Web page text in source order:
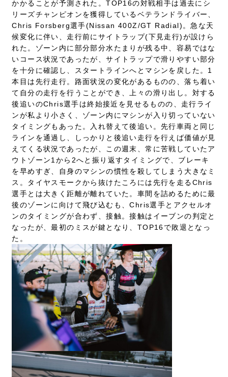
かかることが予測された。TOP16の対戦相手は過去にシ
リーズチャンピオンを獲得しているベテランドライバー、
Chris Forsberg選手(Nissan 400Z/GT Radial)。急な天
候変化に伴い、走行前にサイトラップ(下見走行)が設けら
れた。ゾーン内に部分部分水たまりが残る中、容易ではな
いコース状況であったが、サイトラップで滑りやすい部分
を十分に確認し、スタートラインへとマシンを戻した。1
本目は先行走行。路面状況の変化があるものの、落ち着い
て自分の走行を行うことができ、上々の滑り出し。対する
後追いのChris選手は終始接近を見せるものの、走行ライ
ンが私より小さく、ゾーン内にマシンが入り切っていない
タイミングもあった。入れ替えて後追い。先行車両と同じ
ラインを通過し、しっかりと後追い走行を行えば価値が見
えてくる状況であったが、この週末、常に苦戦していたア
ウトゾーン1から2へと振り返すタイミングで、ブレーキ
を早めすぎ、自身のマシンの慣性を殺してしまう大きなミ
ス。タイヤスモークから抜けたころには先行を走るChris
選手とは大きく距離が離れていた。車間を詰めるために最
後のゾーンに向けて飛び込むも、Chris選手とアクセルオ
ンのタイミングが合わず、接触。接触はイーブンの判定と
なったが、最初のミスが鍵となり、TOP16で敗退となっ
た。